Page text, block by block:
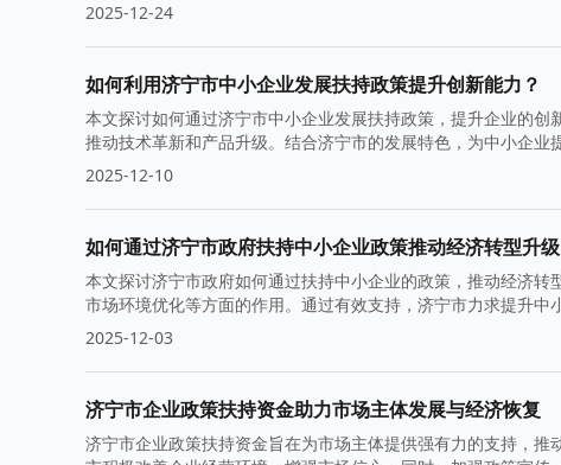
2025-12-24
如何利用济宁市中小企业发展扶持政策提升创新能力？
本文探讨如何通过济宁市中小企业发展扶持政策，提升企业的
推动技术革新和产品升级。结合济宁市的发展特色，为中小企业
2025-12-10
如何通过济宁市政府扶持中小企业政策推动经济转型升级
本文探讨济宁市政府如何通过扶持中小企业的政策，推动经济
市场环境优化等方面的作用。通过有效支持，济宁市力求提升中
2025-12-03
济宁市企业政策扶持资金助力市场主体发展与经济恢复
济宁市企业政策扶持资金旨在为市场主体提供强有力的支持，